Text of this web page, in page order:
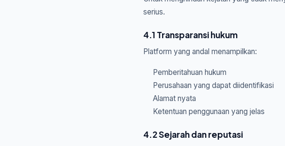
serius.
4.1 Transparansi hukum
Platform yang andal menampilkan:
Pemberitahuan hukum
Perusahaan yang dapat diidentifikasi
Alamat nyata
Ketentuan penggunaan yang jelas
4.2 Sejarah dan reputasi